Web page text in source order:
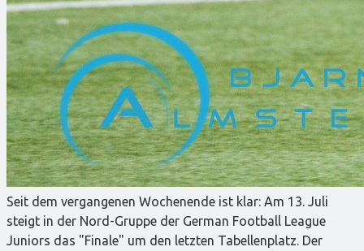
Seit dem vergangenen Wochenende ist klar: Am 13. Juli
steigt in der Nord-Gruppe der German Football League
Juniors das "Finale" um den letzten Tabellenplatz. Der